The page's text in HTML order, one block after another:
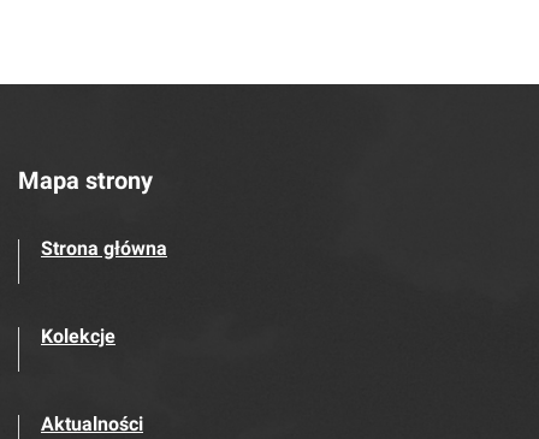
Mapa strony
Strona główna
Kolekcje
Aktualności